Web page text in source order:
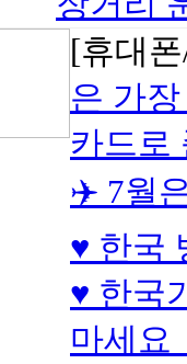
[휴대
은 가
카드로
✈️ 7월
♥ 한국
♥ 한국
마세요